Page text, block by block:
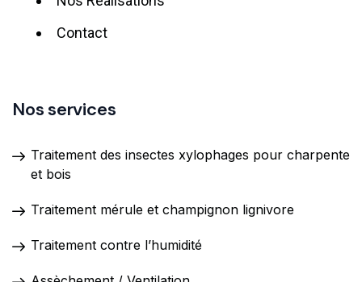
Contact
Nos services
Traitement des insectes xylophages pour charpente
et bois
Traitement mérule et champignon lignivore
Traitement contre l’humidité